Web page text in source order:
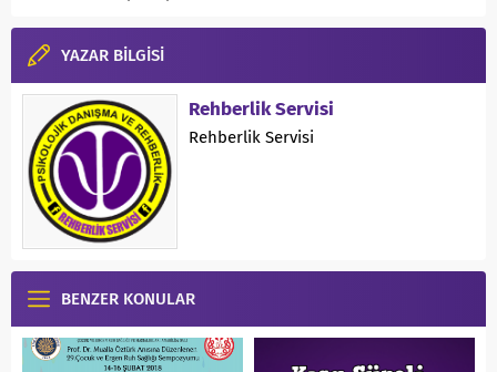
YAZAR BİLGİSİ
Rehberlik Servisi
Rehberlik Servisi
BENZER KONULAR